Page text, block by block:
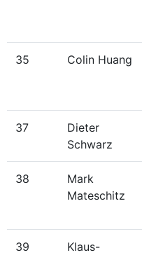
35 Colin Huang
37
Dieter
Schwarz
38
Mark
Mateschitz
39
Klaus-